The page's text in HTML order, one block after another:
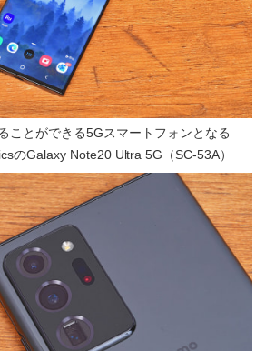
ことができる5Gスマートフォンとなる
のGalaxy Note20 Ultra 5G（SC-53A）